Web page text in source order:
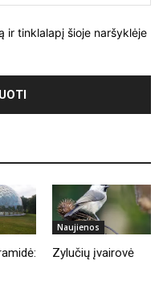
ir tinklalapį šioje naršyklėje
Naujienos
Zylučių įvairovė